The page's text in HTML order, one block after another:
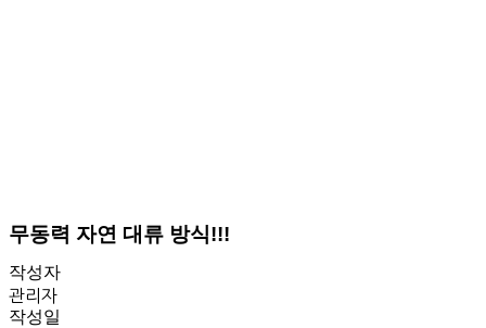
무동력 자연 대류 방식!!!
작성자
관리자
작성일